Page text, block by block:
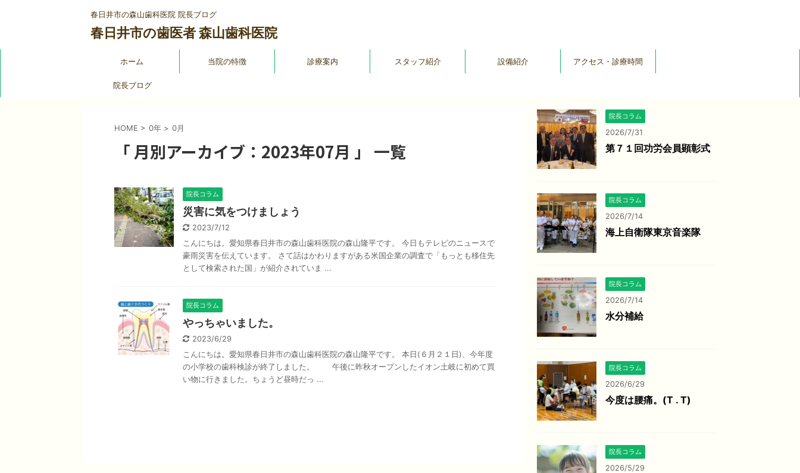
春日井市の森山歯科医院 院長ブログ
春日井市の歯医者 森山歯科医院
ホーム 当院の特徴 診療案内 スタッフ紹介 設備紹介 アクセス・診療時間
院長ブログ
HOME > 0年 > 0月
「 月別アーカイブ：2023年07月 」 一覧
院長コラム
災害に気をつけましょう
2023/7/12
こんにちは。愛知県春日井市の森山歯科医院の森山隆平です。 今日もテレビのニュースで
豪雨災害を伝えています。 さて話はかわりますがある米国企業の調査で「もっとも移住先
として検索された国」が紹介されていま ...
院長コラム
やっちゃいました。
2023/6/29
こんにちは。愛知県春日井市の森山歯科医院の森山隆平です。 本日(６月２１日)、今年度
の小学校の歯科検診が終了しました。 午後に昨秋オープンしたイオン土岐に初めて買
い物に行きました。ちょうど昼時だっ ...
院長コラム
2026/7/31
第７１回功労会員顕彰式
院長コラム
2026/7/14
海上自衛隊東京音楽隊
院長コラム
2026/7/14
水分補給
院長コラム
2026/6/29
今度は腰痛。(T . T)
院長コラム
2026/5/29